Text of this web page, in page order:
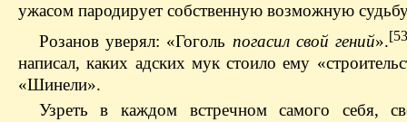
ужасом пародирует собственную возможную
Розанов уверял: «Гоголь погасил свой гений».
написал, каких адских мук стоило ему
«Шинели».
Узреть в каждом встречном самого себя,